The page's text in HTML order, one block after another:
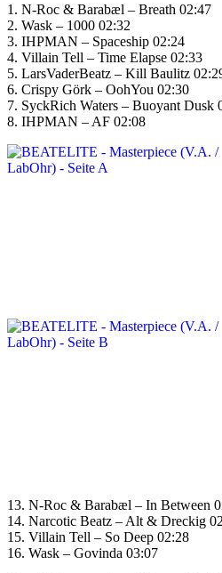
1. N-Roc & Barabæl – Breath 02:47
2. Wask – 1000 02:32
3. IHPMAN – Spaceship 02:24
4. Villain Tell – Time Elapse 02:33
5. LarsVaderBeatz – Kill Baulitz
6. Crispy Görk – OohYou 02:30
7. SyckRich Waters – Buoyant Dusk
8. IHPMAN – AF 02:08
13. N-Roc & Barabæl – In Between
14. Narcotic Beatz – Alt & Dreckig
15. Villain Tell – So Deep 02:28
16. Wask – Govinda 03:07